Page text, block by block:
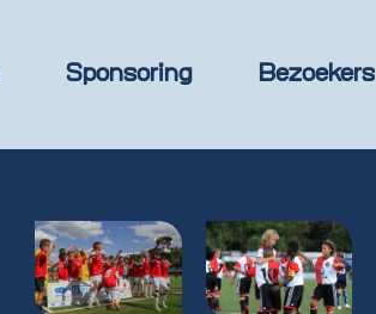
Sponsoring Bezoekers